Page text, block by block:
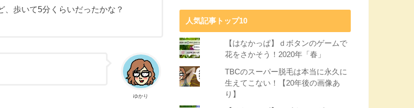
歩いて5分くらいだったかな？
ゆかり
人気記事トップ10
【はなかっぱ】ｄボタンのゲームで
花をさかそう！2020年「春」
TBCのスーパー脱毛は本当に永久に
生えてこない！【20年後の画像あ
り】